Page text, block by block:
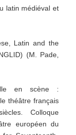
latin médiéval et
Latin and the
(M. Pade,
en scène :
théâtre français
Colloque
européen du